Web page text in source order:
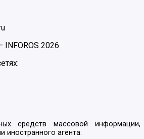
INFOROS 2026
средств массовой информации,
агента: